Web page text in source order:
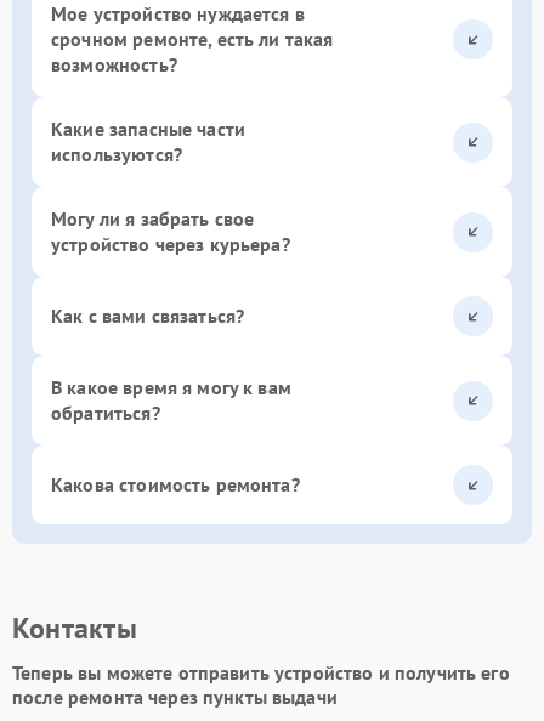
Мое устройство нуждается в
срочном ремонте, есть ли такая
возможность?
Какие запасные части
используются?
Могу ли я забрать свое
устройство через курьера?
Как с вами связаться?
В какое время я могу к вам
обратиться?
Какова стоимость ремонта?
Контакты
Теперь вы можете отправить устройство и получить его
после ремонта через пункты выдачи